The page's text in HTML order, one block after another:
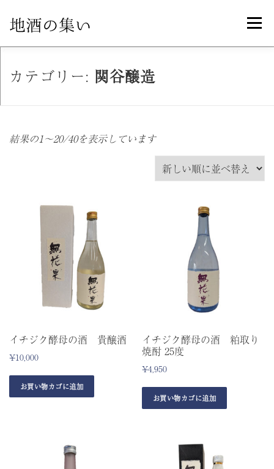
ス
メニ
ホーム オンラインショップ
カテゴリー: 関谷醸造
結果の1～20/40を表示しています
イチジク酵母の酒 貴醸酒
¥10,000
お買い物カゴに追加
イチジク酵母の酒 粕取り
焼酎 25度
¥4,950
お買い物カゴに追加